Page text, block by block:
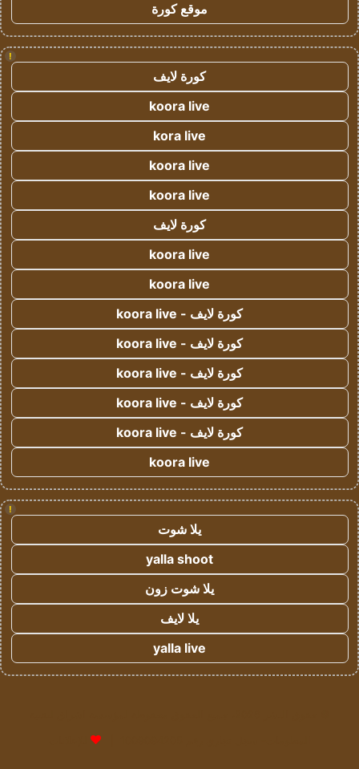
موقع كورة
!
كورة لايف
koora live
kora live
koora live
koora live
كورة لايف
koora live
koora live
كورة لايف - koora live
كورة لايف - koora live
كورة لايف - koora live
كورة لايف - koora live
كورة لايف - koora live
koora live
!
يلا شوت
yalla shoot
يلا شوت زون
يلا لايف
yalla live